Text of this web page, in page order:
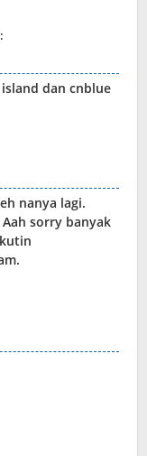
dan cnblue
nanya lagi.
sorry banyak